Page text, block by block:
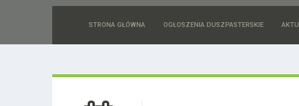
STRONA GŁÓWNA OGŁOSZENIA DUSZPASTERSKIE